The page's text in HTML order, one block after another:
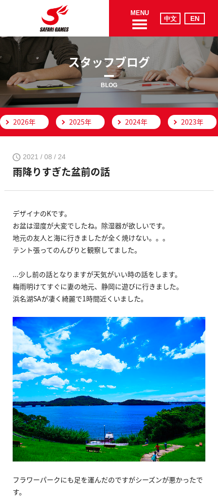
MENU
スタッフブログ
BLOG
2026年 2025年 2024年 2023年
2021 / 08 / 24
雨降りすぎた盆前の話
デザイナのKです。
お盆は湿度が大変でしたね。除湿器が欲しいです。
地元の友人と海に行きましたが全く焼けない。。。
テント張ってのんびりと観察してました。
...少し前の話となりますが天気がいい時の話をします。
梅雨明けてすぐに妻の地元、静岡に遊びに行きました。
浜名湖SAが凄く綺麗で1時間近くいました。
フラワーパークにも足を運んだのですがシーズンが悪かったで
す。